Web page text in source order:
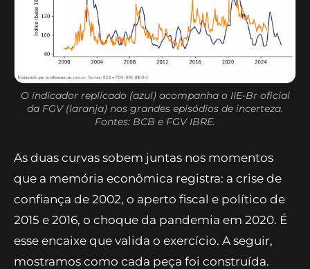
O indicador replicado (azul) acompanha o IIE-Br oficial
da FGV (laranja) nos grandes episódios de incerteza.
Fontes: BCB e FGV IBRE.
As duas curvas sobem juntas nos momentos
que a memória econômica registra: a crise de
confiança de 2002, o aperto fiscal e político de
2015 e 2016, o choque da pandemia em 2020. É
esse encaixe que valida o exercício. A seguir,
mostramos como cada peça foi construída.